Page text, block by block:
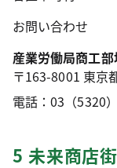
お問い合わせ
産業労働局商工
〒163-8001 東京
電話：03（5320
5 未来商店